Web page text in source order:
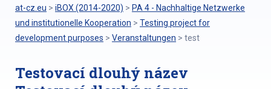
at-cz.eu > iBOX (2014-2020) > PA 4 - Nachhaltige Netzwerke
und institutionelle Kooperation > Testing project for
development purposes > Veranstaltungen > test
Testovací dlouhý název